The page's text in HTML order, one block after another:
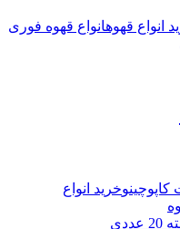
انواع قهوهانواع قهوه فوری
خرید انواع